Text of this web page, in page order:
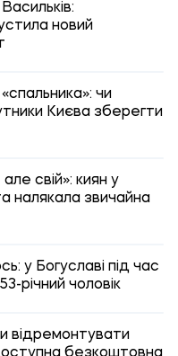
новий
чи
Києва зберегти
свій»: киян у
налякала звичайна
у Богуславі під час
річний чоловік
відремонтувати